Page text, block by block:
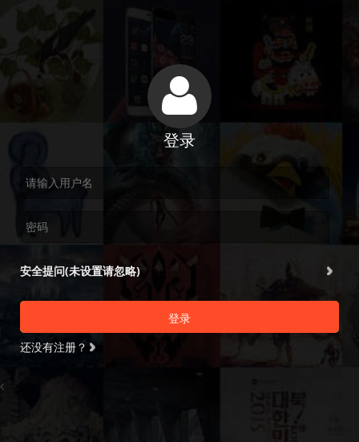
登录
安全提问(未设置请忽略)
登录
还没有注册？